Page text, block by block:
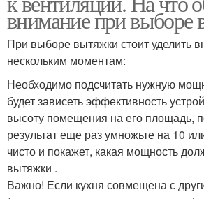
внимание при выборе
При выборе вытяжки стоит уделить
нескольким моментам:
Необходимо подсчитать нужную
будет зависеть эффективность
высоту помещения на его площадь,
результат еще раз умножьте на 10
чисто и покажет, какая мощность
вытяжки .
Важно! Если кухня совмещена с